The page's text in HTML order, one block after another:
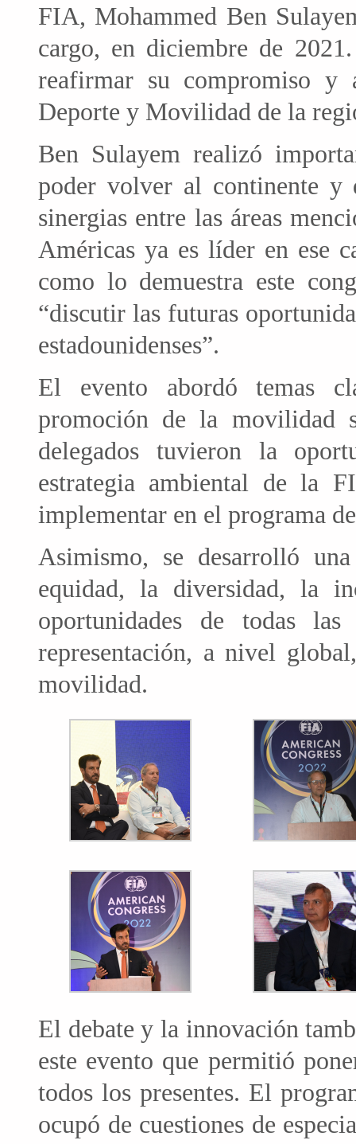
FIA, Mohammed Ben
cargo, en diciembre de
reafirmar su compromiso
Deporte y Movilidad de la
Ben Sulayem realizó
poder volver al continente y
sinergias entre las áreas
Américas ya es líder en ese
como lo demuestra este
“discutir las futuras
estadounidenses”.
El evento abordó temas
promoción de la movilidad
delegados tuvieron la
estrategia ambiental de la
implementar en el programa
Asimismo, se desarrolló
equidad, la diversidad, la
oportunidades de todas
representación, a nivel
movilidad.
El debate y la innovación
este evento que permitió
todos los presentes. El
ocupó de cuestiones de